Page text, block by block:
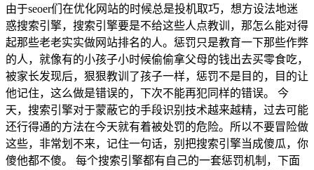
由于seoer们在优化网站的时候总是投机取巧，想方设法地迷
惑搜索引擎，搜索引擎要是不给这些人点教训，那怎么能对得
起那些老老实实做网站排名的人。惩罚只是教育一下那些作弊
的人，就像有的小孩子小时候偷偷拿父母的钱出去买零食吃，
被家长发现后，狠狠教训了孩子一样，惩罚不是目的，目的让
他记住，这么做是错误的，下次不能再犯同样的错误。 今
天，搜索引擎对于蒙蔽它的手段识别技术越来越精，过去可能
还行得通的方法在今天就有着被处罚的危险。所以不要冒险做
这些，非常划不来，记住一句话，别把搜索引擎当成傻瓜，你
傻他都不傻。 每个搜索引擎都有自己的一套惩罚机制，下面